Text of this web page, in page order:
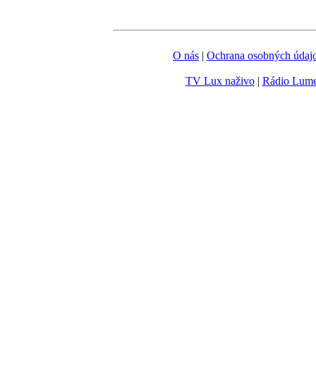
O nás | Ochrana osobných
TV Lux naživo| Rádio